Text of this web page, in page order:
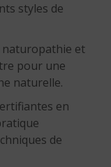
styles de
naturopathie et
pour une
naturelle.
en
de